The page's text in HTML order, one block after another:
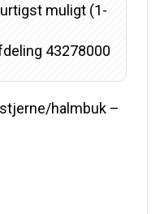
muligt (1-
43278000
halmbuk –